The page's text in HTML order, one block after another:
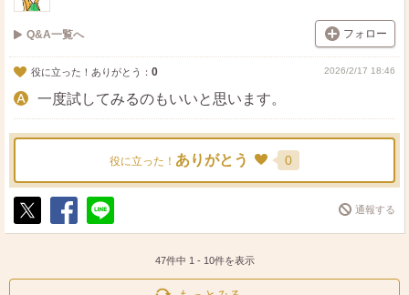
Q&A一覧へ フォロー
役に立った！ありがとう： 0 2026/2/17 18:46
一度試してみるのもいいと思います。
役に立った！ ありがとう 0
ポ
シ
送
通報する
47件中 1 - 10件を表示